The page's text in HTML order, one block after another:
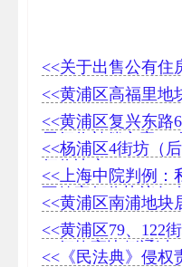
<<关于出售公有住
<<黄浦区高福里地
<<黄浦区复兴东路
屋征收补偿方案 （
<<杨浦区4街坊（
征收决定
<<上海中院判例：
不签字征收协议仍
<<黄浦区南浦地块
<<黄浦区79、122
一征均高比例通过
<<《民法典》侵权